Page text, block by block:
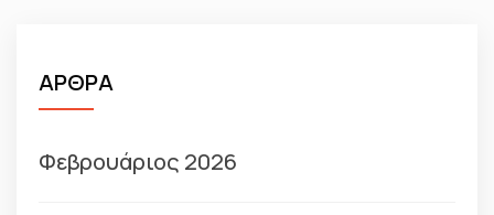
ΑΡΘΡΑ
Φεβρουάριος 2026